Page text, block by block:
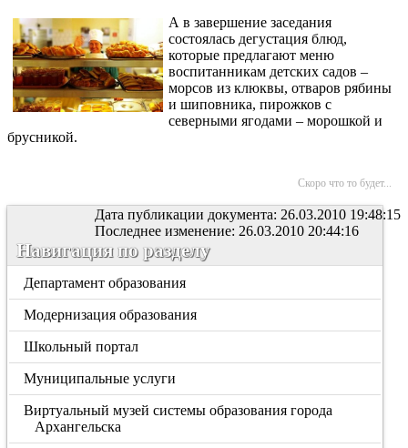
А в завершение заседания
состоялась дегустация блюд,
которые предлагают меню
воспитанникам детских садов –
морсов из клюквы, отваров рябины
и шиповника, пирожков с
северными ягодами – морошкой и
брусникой.
Скоро что то будет...
Дата публикации документа: 26.03.2010 19:48:15
Последнее изменение: 26.03.2010 20:44:16
Навигация по разделу
Департамент образования
Модернизация образования
Школьный портал
Муниципальные услуги
Виртуальный музей системы образования города
Архангельска